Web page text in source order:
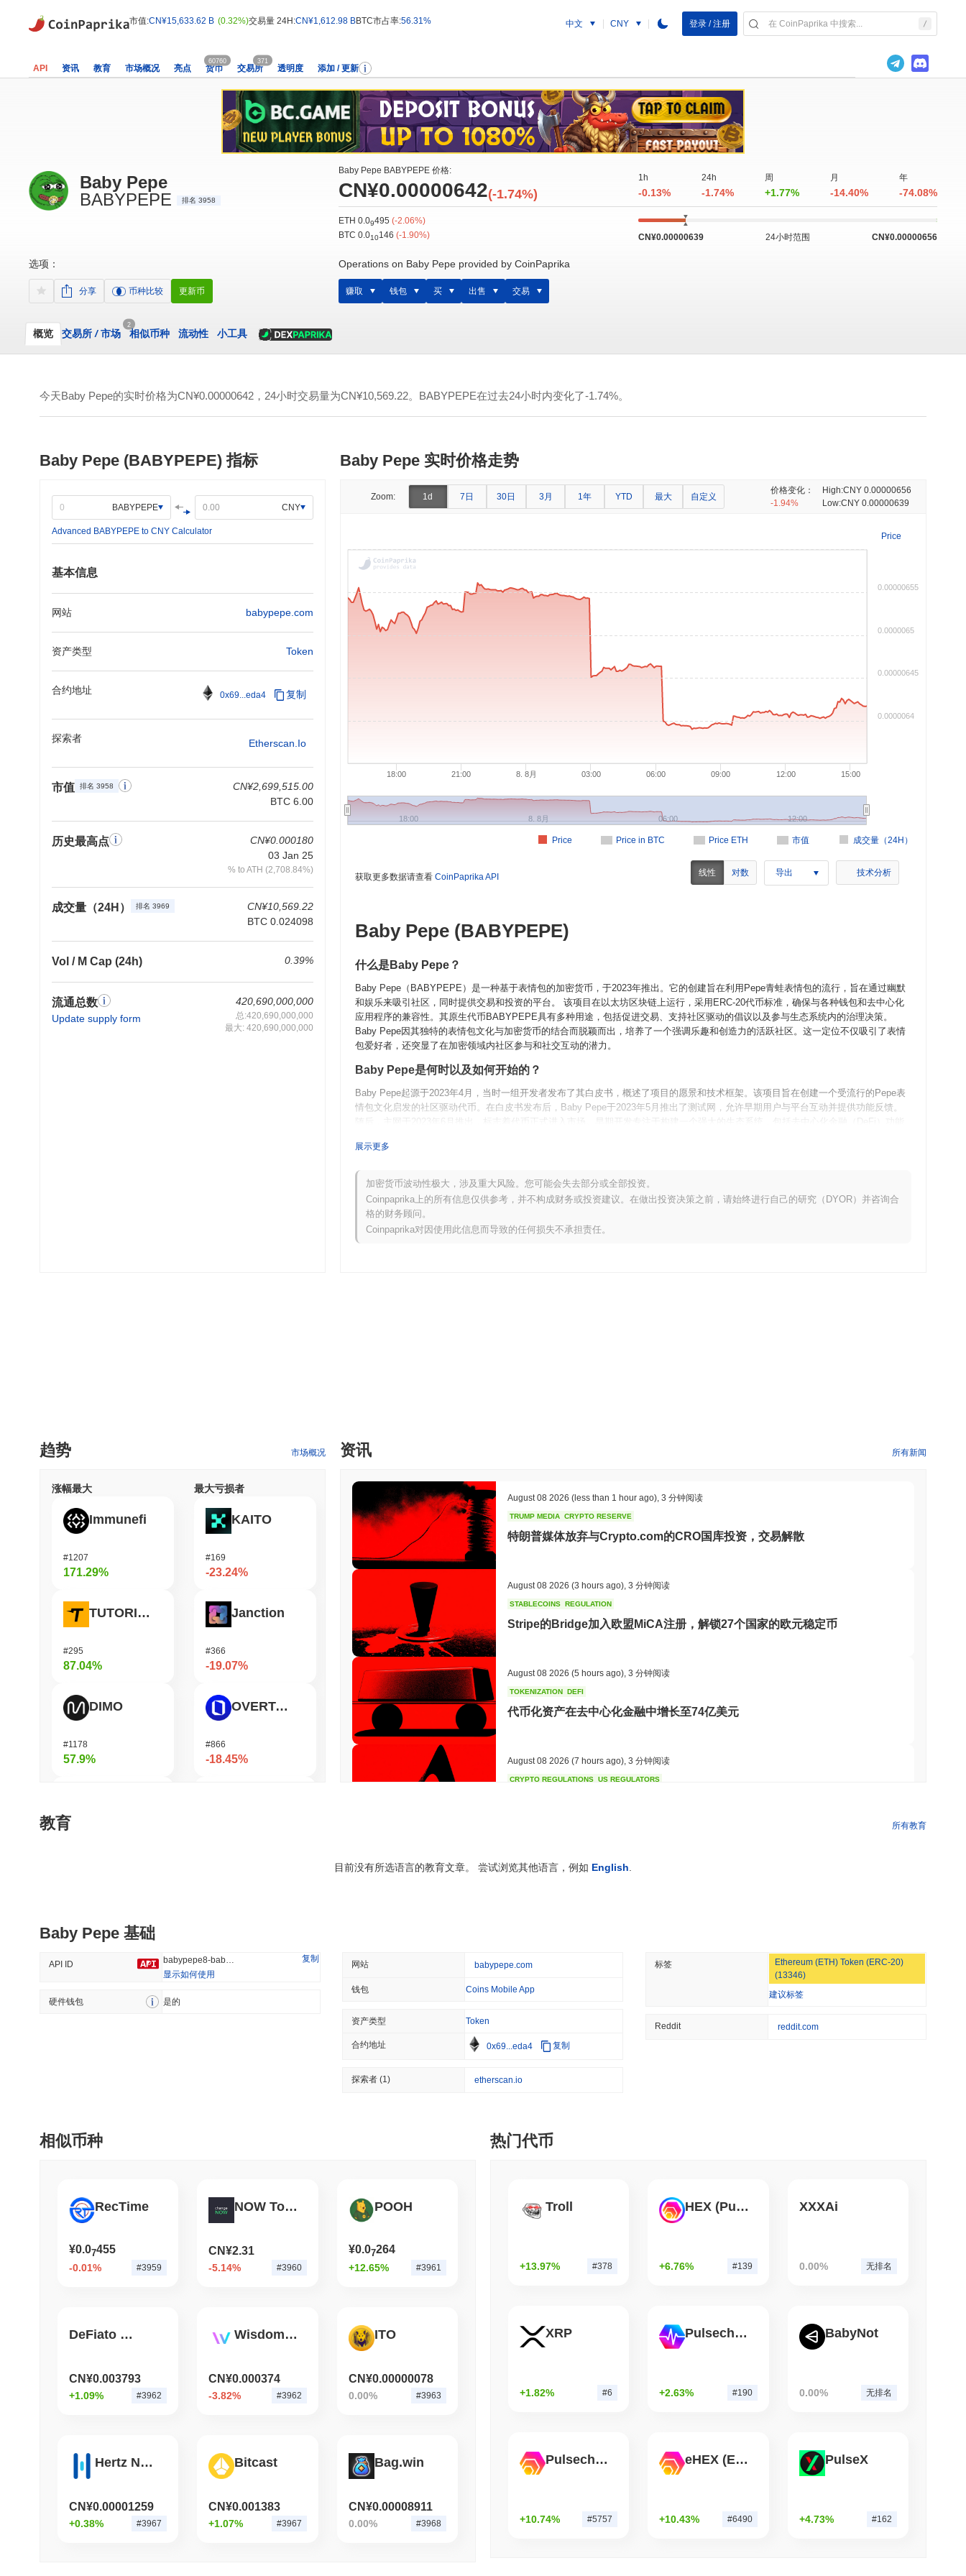
市值:CN¥15,633.62 B (0.32%)交易量 24H:CN¥1,612.98 BBTC市占率:56.31% 中文 CNY 登录 / 注册
API 资讯 教育 市场概况 亮点 货币
60760
交易所
371
透明度 添加 / 更新
Baby Pepe
BABYPEPE
排名 3958
选项：
分享 币种比较 更新币
Baby Pepe BABYPEPE 价格:
CN¥0.00000642(-1.74%)
1h
-0.13%
24h
-1.74%
周
+1.77%
月
-14.40%
年
-74.08%
ETH 0.09495(-2.06%)
BTC 0.010146(-1.90%) CN¥0.00000639 24小时范围 CN¥0.00000656
Operations on Baby Pepe provided by CoinPaprika
赚取 钱包 买 出售 交易
概览 交易所 /市场
2
相似币种 流动性 小工具
今天Baby Pepe的实时价格为CN¥0.00000642 ，24小时交易量为CN¥10,569.22。BABYPEPE在过去24小时内变化了-1.74%。
Baby Pepe (BABYPEPE) 指标
BABYPEPE CNY
Advanced BABYPEPE to CNY Calculator
基本信息
网站 babypepe.com
资产类型 Token
合约地址 0x69...eda4 复制
探索者 Etherscan.io
市值 排名 3958
CN¥2,699,515.00
BTC 6.00
历史最高点
CN¥0.000180
03 Jan 25
% to ATH (2,708.84%)
成交量（24H） 排名 3969
CN¥10,569.22
BTC 0.024098
Vol / M Cap (24h) 0.39%
流通总数
Update supply form
420,690,000,000
总:420,690,000,000
最大: 420,690,000,000
Baby Pepe 实时价格走势
Zoom: 1d 7日 30日 3月 1年 YTD 最大 自定义
价格变化：
-1.94%
High:CNY 0.00000656
Low:CNY 0.00000639
Price
Price in BTC Price ETH 市值 成交量（24H）
Price
18:00 21:00 8. 8月 03:00 06:00 09:00 12:00 15:00
18:00 8. 8月 06:00 12:00
0.0000064
0.00000645
0.0000065
0.00000655
获取更多数据请查看 CoinPaprika API 线性 对数 导出 技术分析
Baby Pepe (BABYPEPE)
什么是Baby Pepe？
Baby Pepe（BABYPEPE）是一种基于表情包的加密货币，于2023年推出。它的创建旨在利用Pepe青蛙表情包的流行，旨在通过幽默
和娱乐来吸引社区，同时提供交易和投资的平台。 该项目在以太坊区块链上运行，采用ERC-20代币标准，确保与各种钱包和去中心化
应用程序的兼容性。其原生代币BABYPEPE具有多种用途，包括促进交易、支持社区驱动的倡议以及参与生态系统内的治理决策。
Baby Pepe因其独特的表情包文化与加密货币的结合而脱颖而出，培养了一个强调乐趣和创造力的活跃社区。这一定位不仅吸引了表情
包爱好者，还突显了在加密领域内社区参与和社交互动的潜力。
Baby Pepe是何时以及如何开始的？
Baby Pepe起源于2023年4月，当时一组开发者发布了其白皮书，概述了项目的愿景和技术框架。该项目旨在创建一个受流行的Pepe表
情包文化启发的社区驱动代币。在白皮书发布后，Baby Pepe于2023年5月推出了测试网，允许早期用户与平台互动并提供功能反馈。
随后，主网于2023年6月推出，标志着代币正式进入市场。早期开发专注于构建一个强大的生态系统，包括去中心化金融（DeFi）功能
代币，而不受预售分配或私人融资轮的影响。这些基础步骤为Baby Pepe在接下来的几个月中的增长和社区参与奠定了基础。
Baby Pepe接下来有什么计划？
根据官方更新，Baby Pepe正在为一项重要的协议升级做准备，旨在提升用户体验和可扩展性，计划于2024年第一季度进行。此次升级
将引入新功能，旨在提高交易速度并降低费用，使平台对用户更具可及性。此外，Baby Pepe还在与DeFi领域的其他项目进行战略合
作，预计将在未来几个月内发布相关公告。这些合作旨在扩展生态系统并增加Baby Pepe持有者的实用性。项目将通过官方渠道监测这
些倡议的进展，确保透明度和社区参与，推动其路线图的实施。
目还可能支持各种钱包和市场，增强用户的可及性和可用性。此外，BABYPEPE还可以用于链下应用程序，如折扣或会员福利，丰富整
Baby Pepe仍然活跃或相关吗？
Baby Pepe通过最近的社区参与和开发努力保持活跃，2023年9月宣布了显著更新。该项目目前专注于通过整合新功能和改善用户体验
来增强其生态系统。Baby Pepe在多个交易平台上保持存在，支持其流动性和市场活动。 此外，该项目在社交媒体上保持活跃，与社区
通过定期更新和讨论进行互动，表明其在加密领域的持续相关性。治理模型允许社区对未来发展进行输入，进一步巩固其活跃状态。这
些指标共同支持Baby Pepe在表情包币领域的持续相关性，因为它适应市场趋势和社区需求。
Baby Pepe是为谁设计的？
Baby Pepe是为加密货币爱好者和表情包文化爱好者设计的，使他们能够参与一个充满趣味和社区驱动的代币。它提供工具和资源，包
括用户友好的钱包和社区参与平台，以促进生态系统内的参与和互动。 主要用户包括零售投资者和寻求投资于体现互联网文化精神的轻
松项目的表情包收藏者。该代币作为交易和社区活动的媒介，使用户能够参与治理和决策过程。 次要参与者，如内容创作者和流动性提
供者，通过质押和交易活动参与，促进代币的流动性和整体市场存在。这种协作环境培养了社区意识，同时促进了Baby Pepe生态系统
的增长和可持续性。
Baby Pepe是如何保障安全的？
Baby Pepe采用权益证明（PoS）共识机制，验证者负责确认交易并维护网络的完整性。在此模型中，参与者可以通过质押一定数量的
Baby Pepe代币成为验证者，这激励他们诚实行事并保护网络。 该协议采用先进的加密技术，如椭圆曲线数字签名算法（ECDSA），
以确保安全的身份验证和数据完整性。这种加密技术保护交易免受篡改和未经授权的访问。 通过质押奖励来对齐激励，这些奖励分配给
验证者以奖励他们在网络中的参与。此外，该协议还包含削减机制，恶意或疏忽的验证者可能会失去其质押的代币，从而阻止任何欺诈
或管理不善的尝试。 为了进一步增强安全性，Baby Pepe定期进行审计，并保持治理流程，允许社区参与决策。客户实现的多样性也有
助于网络的韧性，确保其能够抵御潜在的漏洞或攻击。
Baby Pepe面临一些与社区治理争议和品牌相关的担忧。在2023年中，该项目遭遇了来自加密社区部分成员的反对，原因是其与Pepe青
与该表情包相关的任何负面含义。此外，他们实施了治理机制，以确保社区的声音在决策过程中被听到。 Baby Pepe面临的持续风险包
我在哪里可以购买 Baby Pepe (BABYPEPE)?
Baby Pepe (BABYPEPE) 在 centralized 加密货币交易所广泛可用。 最活跃的平台是 ,其中BABYPEPE/USDT交易对的24
Baby Pepe 当前的日交易量是多少?
截至过去24小时,Baby Pepe 的交易量为CN¥10,569.22
Baby Pepe 的价格范围历史是什么?
Baby Pepe 目前的交易价格低于其ATH~96.44%
Baby Pepe 的市值约为
,按市场规模在全球排名第 3958 位。该数字是根据其 420 690 000 000 个 BABYPEPE 代币的
流通供应量计算的。
,表现优于整体加密市场 其上涨了 0.32%。这表明相对于更广泛的市场势头,BABYPEPE 的价格
展示更多
加密货币波动性极大，涉及重大风险。您可能会失去部分或全部投资。
Coinpaprika上的所有信息仅供参考，并不构成财务或投资建议。在做出投资决策之前，请始终进行自己的研究（DYOR）并咨询合
格的财务顾问。
Coinpaprika对因使用此信息而导致的任何损失不承担责任。
趋势 市场概况
涨幅最大
Immunefi
#1207
171.29%
TUTORIAL
#295
87.04%
DIMO
#1178
57.9%
#553
37.33%
最大亏损者
KAITO
#169
-23.24%
Janction
#366
-19.07%
OVERTAKE
#866
-18.45%
趋势
资讯 所有新闻
August 08 2026 (less than 1 hour ago) 3 分钟阅读
TRUMP MEDIA CRYPTO RESERVE
特朗普媒体放弃与Crypto.com的CRO国库投资，交易解散
August 08 2026 (3 hours ago) 3 分钟阅读
STABLECOINS REGULATION
Stripe的Bridge加入欧盟MiCA注册，解锁27个国家的欧元稳定币
August 08 2026 (5 hours ago) 3 分钟阅读
TOKENIZATION DEFI
代币化资产在去中心化金融中增长至74亿美元
August 08 2026 (7 hours ago) 3 分钟阅读
CRYPTO REGULATIONS US REGULATORS
TOKENIZATION TETHER
Coinbase在其英国加密应用中增加华尔街，提供4,000只股票
3 分钟阅读
SEC ETFS
CLARITY法案在八月休会临近时停滞不前
TOKENIZATION
JPYC融资3800万美元，物流巨头AZ-COM Maruwa押注日元稳定币
教育 所有教育
目前没有所选语言的教育文章。 尝试浏览其他语言，例如 English
Baby Pepe 基础
API ID
复制
显示如何使用
硬件钱包 是的
网站 babypepe.com
钱包 Coins Mobile App
资产类型 Token
合约地址 0x69...eda4 复制
探索者(1) etherscan.io
标签
Ethereum (ETH) Token (ERC-20)
(13346)
建议标签
Reddit reddit.com
相似币种
RecTime
¥0.07455
-0.01% #3959
NOW Token
CN¥2.31
-5.14% #3960
POOH
¥0.07264
+12.65% #3961
DeFiato [via ChainPort.io]
CN¥0.003793
+1.09% #3962
Wisdomise AI
CN¥0.000374
-3.82% #3962
ITO
CN¥0.00000078
0.00% #3963
Hertz Network
CN¥0.00001259
+0.38% #3967
Bitcast
CN¥0.001383
+1.07% #3967
Bag.win
CN¥0.00008911
0.00% #3968
热门代币
Troll
+13.97% #378
HEX (Pulsechain)
+6.76% #139
XXXAi
0.00% 无排名
XRP
+1.82% #6
Pulsechain
+2.63% #190
BabyNot
0.00% 无排名
Pulsechain Bridged HEX (Pulsechain)
+10.74% #5757
eHEX (Ethereum)
+10.43% #6490
PulseX
+4.73% #162